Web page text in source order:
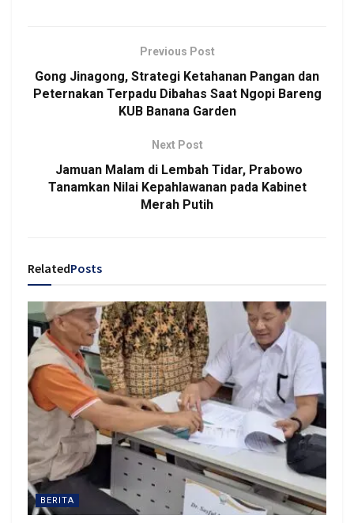
Previous Post
Gong Jinagong, Strategi Ketahanan Pangan dan
Peternakan Terpadu Dibahas Saat Ngopi Bareng
KUB Banana Garden
Next Post
Jamuan Malam di Lembah Tidar, Prabowo
Tanamkan Nilai Kepahlawanan pada Kabinet
Merah Putih
RelatedPosts
BERITA